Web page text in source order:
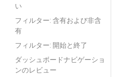
い
フィルター: 含有および非含
有
フィルター: 開始と終了
ダッシュボードナビゲーショ
ンのレビュー